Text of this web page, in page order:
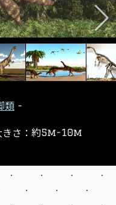
類
さ 約5m-10m